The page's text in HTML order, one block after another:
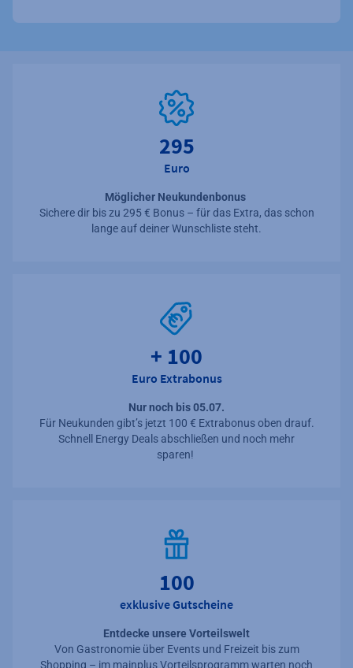
295
Euro
Möglicher Neukundenbonus
Sichere dir bis zu 295 € Bonus – für das Extra, das schon
lange auf deiner Wunschliste steht.
+ 100
Euro Extrabonus
Nur noch bis 05.07.
Für Neukunden gibt’s jetzt 100 € Extrabonus oben drauf.
Schnell Energy Deals abschließen und noch mehr
sparen!
100
exklusive Gutscheine
Entdecke unsere Vorteilswelt
Von Gastronomieüber Events und Freizeit bis zum
Shopping – im mainplus Vorteilsprogramm warten noch